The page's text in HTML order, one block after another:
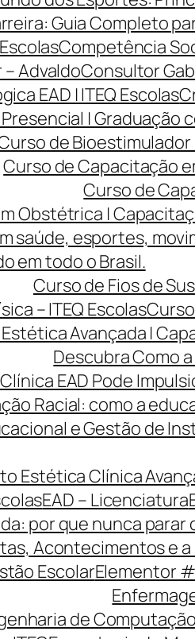
Guia Completo
Competência
AdvaldoConsultor
EAD | ITEQ Escolas
| Graduação
de
Curso de Capacitação
Curso de
Obstétrica |
saúde, esportes,
em todo o Brasil.
Curso de Fios de
– ITEQ Escolas
Avançada |
Descubra Como
EAD Pode
Racial: como a
e Gestão de
Estética Clínica
EAD – Licenciatura
por que nunca
Acontecimentos e
EscolarElementor
de